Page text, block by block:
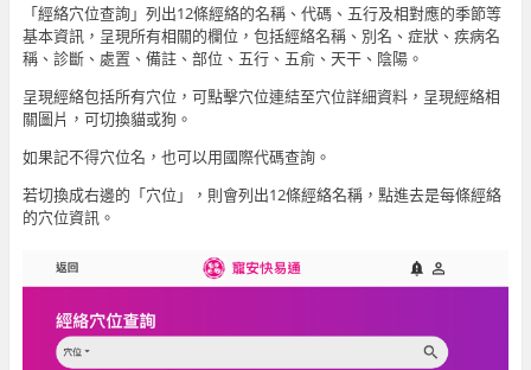
「經絡穴位查詢」列出12條經絡的名稱、代碼、五行及相對應的季節等
基本資訊，呈現所有相關的欄位，包括經絡名稱、別名、症狀、疾病名
稱、診斷、處置、備註、部位、五行、五俞、天干、陰陽。
呈現經絡包括所有穴位，可點擊穴位連結至穴位詳細資料，呈現經絡相
關圖片，可切換貓或狗。
如果記不得穴位名，也可以用國際代碼查詢。
若切換成右邊的「穴位」，則會列出12條經絡名稱，點進去是每條經絡
的穴位資訊。